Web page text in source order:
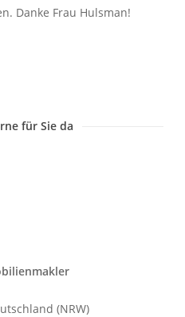
Danke Frau Hulsman!
für Sie da
(NRW)